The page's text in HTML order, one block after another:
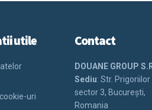
utile
uri
Contact
DOUANE GROUP
Sediu: Str. Prigoriilor
sector 3, Bucureşti,
Romania